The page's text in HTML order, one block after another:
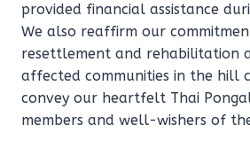
provided financial assistance
We also reaffirm our
resettlement and rehabilitation
affected communities in the hill
convey our heartfelt Thai
members and well-wishers of